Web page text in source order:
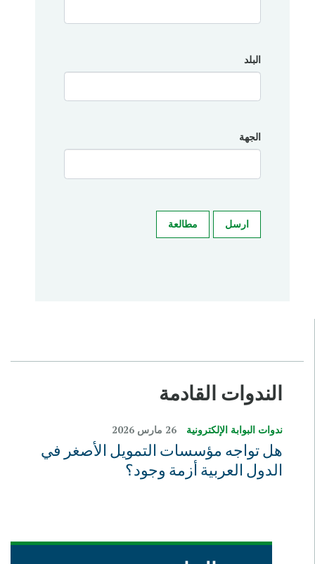
البلد
الجهة
ارسل مطالعة
الندوات القادمة
ندوات البوابة الإلكترونية 26 مارس 2026
هل تواجه مؤسسات التمويل الأصغر في
الدول العربية أزمة وجود؟